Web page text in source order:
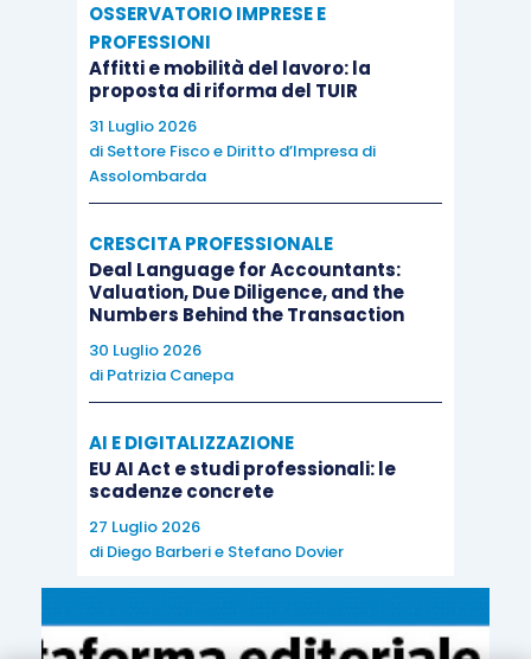
OSSERVATORIO IMPRESE E
PROFESSIONI
Affitti e mobilità del lavoro: la
proposta di riforma del TUIR
31 Luglio 2026
di Settore Fisco e Diritto d’Impresa di
Assolombarda
CRESCITA PROFESSIONALE
Deal Language for Accountants:
Valuation, Due Diligence, and the
Numbers Behind the Transaction
30 Luglio 2026
di Patrizia Canepa
AI E DIGITALIZZAZIONE
EU AI Act e studi professionali: le
scadenze concrete
27 Luglio 2026
di Diego Barberie Stefano Dovier